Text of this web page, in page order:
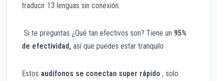
traducir 13 lenguas sin conexión.
Si te preguntas ¿Qué tan efectivos son? Tiene un 95%
de efectividad, así que puedes estar tranquilo
Estos audífonos se conectan super rápido , solo